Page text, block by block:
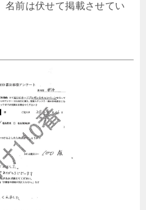
前は伏せて掲載させてい